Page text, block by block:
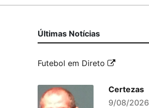
Últimas Notícias
Futebol em Direto
Certezas
9/08/2026